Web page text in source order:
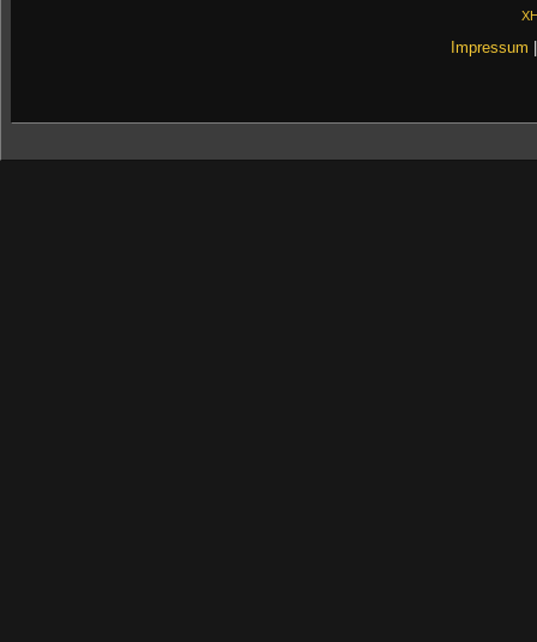
Impressum